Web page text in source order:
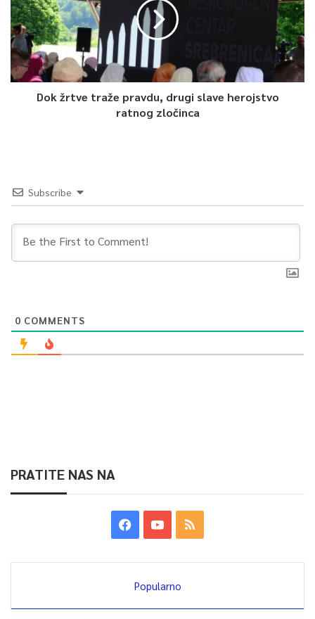
Dok žrtve traže pravdu, drugi slave herojstvo
ratnog zločinca
Subscribe
0 COMMENTS
PRATITE NAS NA
Popularno